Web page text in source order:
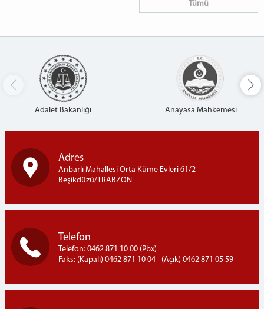
Tümü
Adalet Bakanlığı Anayasa Mahkemesi
Adres
Anbarlı Mahallesi Orta Küme Evleri 61/2
Beşikdüzü/TRABZON
Telefon
Telefon: 0462 871 10 00 (Pbx)
Faks: (Kapalı) 0462 871 10 04 - (Açık) 0462 871 05 59